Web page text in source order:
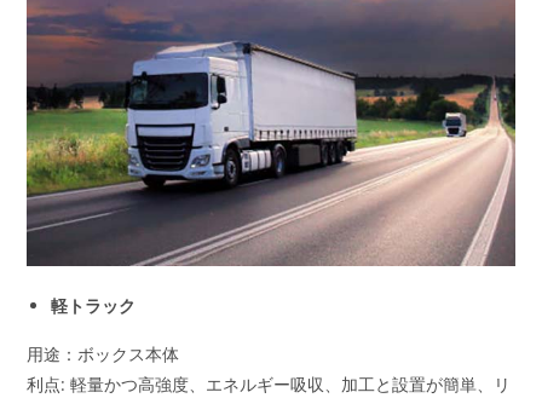
軽トラック
用途：ボックス本体
利点: 軽量かつ高強度、エネルギー吸収、加工と設置が簡単、リ